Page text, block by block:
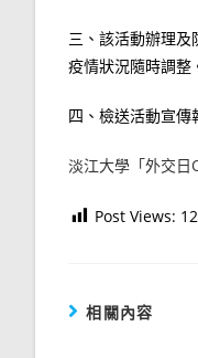
三、該活動辦理
疫情狀況隨時調整
四、檢送活動宣傳
淡江大學「外交日
Post Views:
相關內容